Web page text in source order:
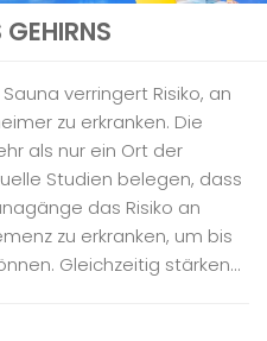
verringert Risiko, an
zu erkranken. Die
als nur ein Ort der
Studien belegen, dass
das Risiko an
zu erkranken, um bis
Gleichzeitig stärken...